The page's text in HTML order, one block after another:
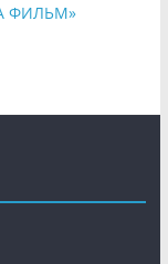
ФИЛЬМ»